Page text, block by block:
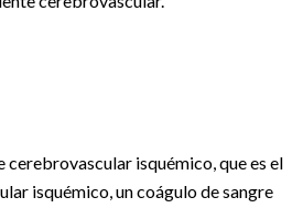
cerebrovascular isquémico, que es el
isquémico, un coágulo de sangre